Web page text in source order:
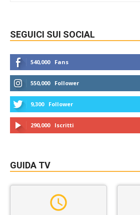
SEGUICI SUI SOCIAL
540,000 Fans
550,000 Follower
9,300 Follower
290,000 Iscritti
GUIDA TV